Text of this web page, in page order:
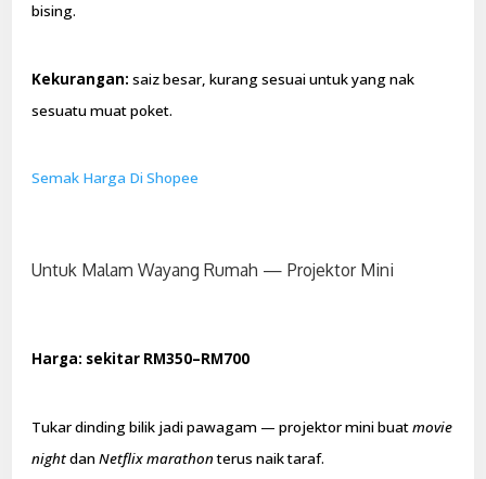
bising.
Kekurangan: saiz besar, kurang sesuai untuk yang nak
sesuatu muat poket.
Semak Harga Di Shopee
Untuk Malam Wayang Rumah — Projektor Mini
Harga: sekitar RM350–RM700
Tukar dinding bilik jadi pawagam — projektor mini buatmovie
nightdanNetflix marathonterus naik taraf.